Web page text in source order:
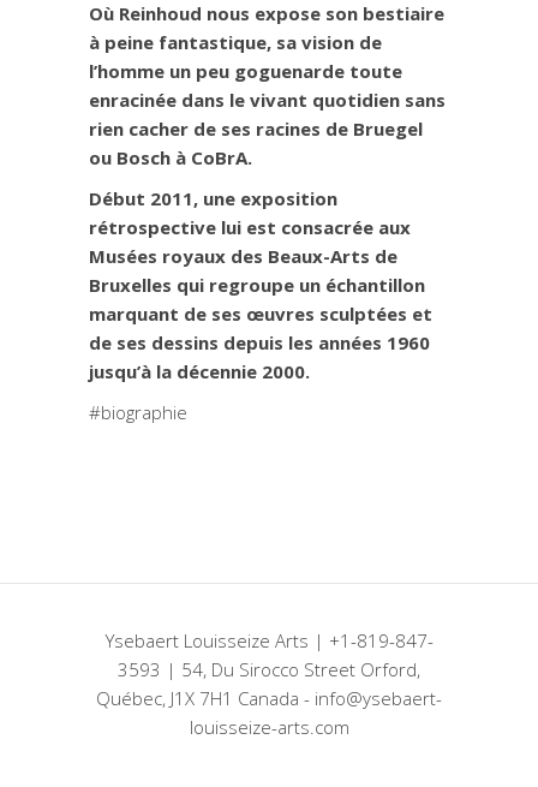
Où Reinhoud nous expose son bestiaire
à peine fantastique, sa vision de
l’homme un peu goguenarde toute
enracinée dans le vivant quotidien sans
rien cacher de ses racines de Bruegel
ou Bosch à CoBrA.
Début 2011, une exposition
rétrospective lui est consacrée aux
Musées royaux des Beaux-Arts de
Bruxelles qui regroupe un échantillon
marquant de ses œuvres sculptées et
de ses dessins depuis les années 1960
jusqu’à la décennie 2000.
#biographie
Ysebaert Louisseize Arts | +1-819-847-
3593 | 54, Du Sirocco Street Orford,
Québec, J1X 7H1 Canada - info@ysebaert-
louisseize-arts.com